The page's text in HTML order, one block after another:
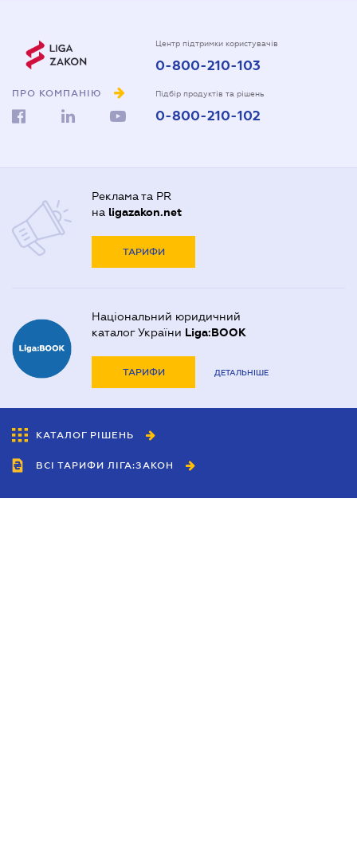
ПРО КОМПАНІЮ
Центр підтримки користувачів
0-800-210-103
Підбір продуктів та рішень
0-800-210-102
Реклама та PR
на ligazakon.net
ТАРИФИ
Національний юридичний
каталог України Liga:BOOK
ТАРИФИ ДЕТАЛЬНІШЕ
КАТАЛОГ РІШЕНЬ
ВСІ ТАРИФИ ЛІГА:ЗАКОН